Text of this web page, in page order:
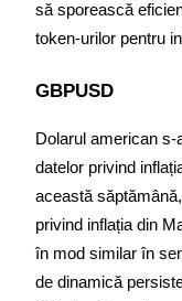
să sporească
token-urilor pentru
GBPUSD
Dolarul american
datelor privind
această
privind inflația din
în mod similar în
de dinamică